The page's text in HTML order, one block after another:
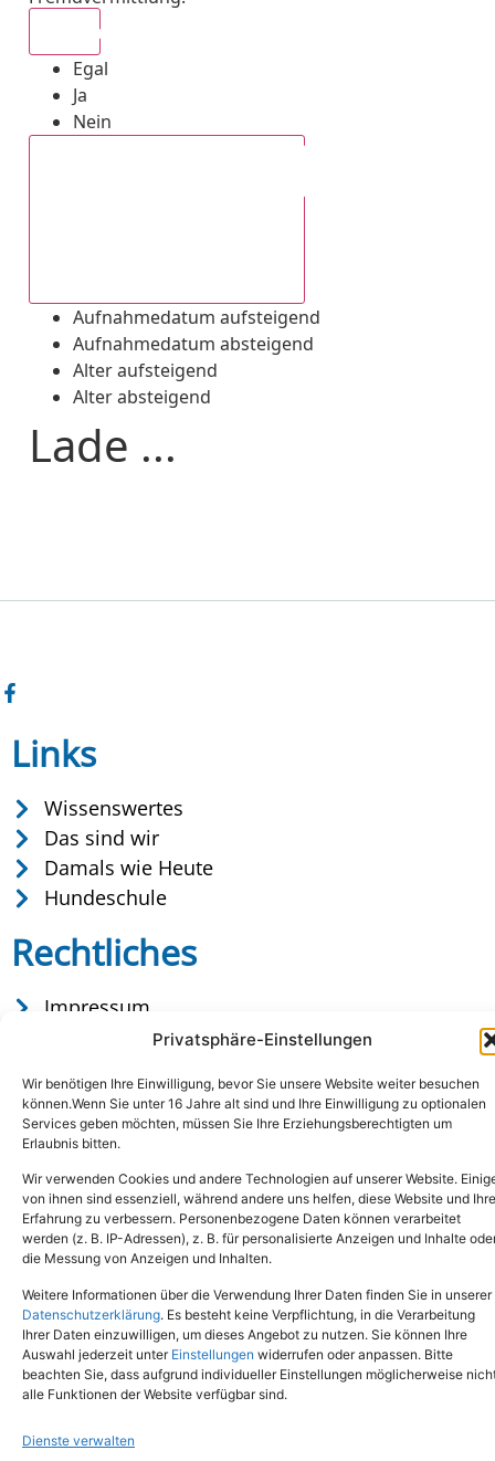
Privatsphäre-Einstellungen
Wir benötigen Ihre Einwilligung, bevor Sie unsere Website weiter besuchen
können.Wenn Sie unter 16 Jahre alt sind und Ihre Einwilligung zu optionalen
Services geben möchten, müssen Sie Ihre Erziehungsberechtigten um
Erlaubnis bitten.
Wir verwenden Cookies und andere Technologien auf unserer Website.
von ihnen sind essenziell, während andere uns helfen, diese Website und Ihre
Erfahrung zu verbessern. Personenbezogene Daten können verarbeitet
werden (z. B. IP-Adressen), z. B. für personalisierte Anzeigen und Inhalte
die Messung von Anzeigen und Inhalten.
Weitere Informationen über die Verwendung Ihrer Daten finden Sie in unserer
Datenschutzerklärung. Es besteht keine Verpflichtung, in die Verarbeitung
Ihrer Daten einzuwilligen, um dieses Angebot zu nutzen. Sie können Ihre
Auswahl jederzeit unter Einstellungen widerrufen oder anpassen. Bitte
beachten Sie, dass aufgrund individueller Einstellungen möglicherweise
alle Funktionen der Website verfügbar sind.
Dienste verwalten
Egal
Ja
Nein
Aufnahmedatum aufsteigend
Aufnahmedatum absteigend
Alter aufsteigend
Alter absteigend
Lade ...
Links
Wissenswertes
Das sind wir
Damals wie Heute
Hundeschule
Rechtliches
Impressum
Datenschutz
Copyright © 2024. Alle Rechte vorbehalten.
Tel.: (02651) - 77438info@tierheim-mayen.de
In der Pluns 1, 56727 Mayen